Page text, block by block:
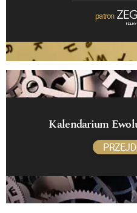
patron
Kalendarium